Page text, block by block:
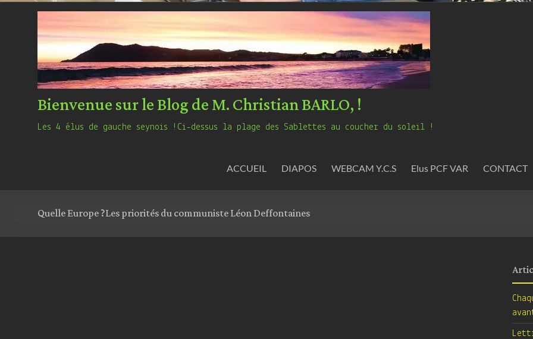
Bienvenue sur le Blog de M. Christian BARLO, !
Les 4 élus de gauche seynois !Ci-dessus la plage des Sablettes au coucher du soleil !
ACCUEIL DIAPOS WEBCAM Y.C.S Elus PCF VAR CONTACT
Quelle Europe ?Les priorités du communiste Léon Deffontaines